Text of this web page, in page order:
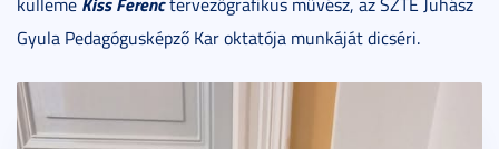
Gyula Pedagógusképző Kar oktatója munkáját dicséri.